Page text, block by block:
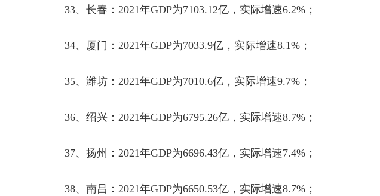
33、长春： 2021年GDP为7103.12亿，实际增速6.2% ；
34、厦门： 2021年GDP为7033.9亿，实际增速8.1% ；
35、潍坊： 2021年GDP为7010.6亿，实际增速9.7% ；
36、绍兴： 2021年GDP为6795.26亿，实际增速8.7% ；
37、扬州： 2021年GDP为6696.43亿，实际增速7.4% ；
38、南昌： 2021年GDP为6650.53亿，实际增速8.7% ；